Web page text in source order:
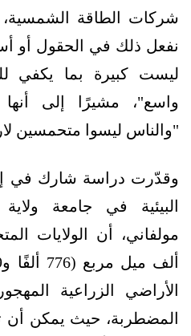
شركات الطاقة الشمسية،
نفعل ذلك في الحقول أو
ليست كبيرة بما يكفي
واسع"، مشيرًا إلى أنها
"والناس ليسوا متحمسين
وقدّرت دراسة شارك في
البيئية في جامعة
الأراضي الزراعية
المضطربة، حيث يمكن